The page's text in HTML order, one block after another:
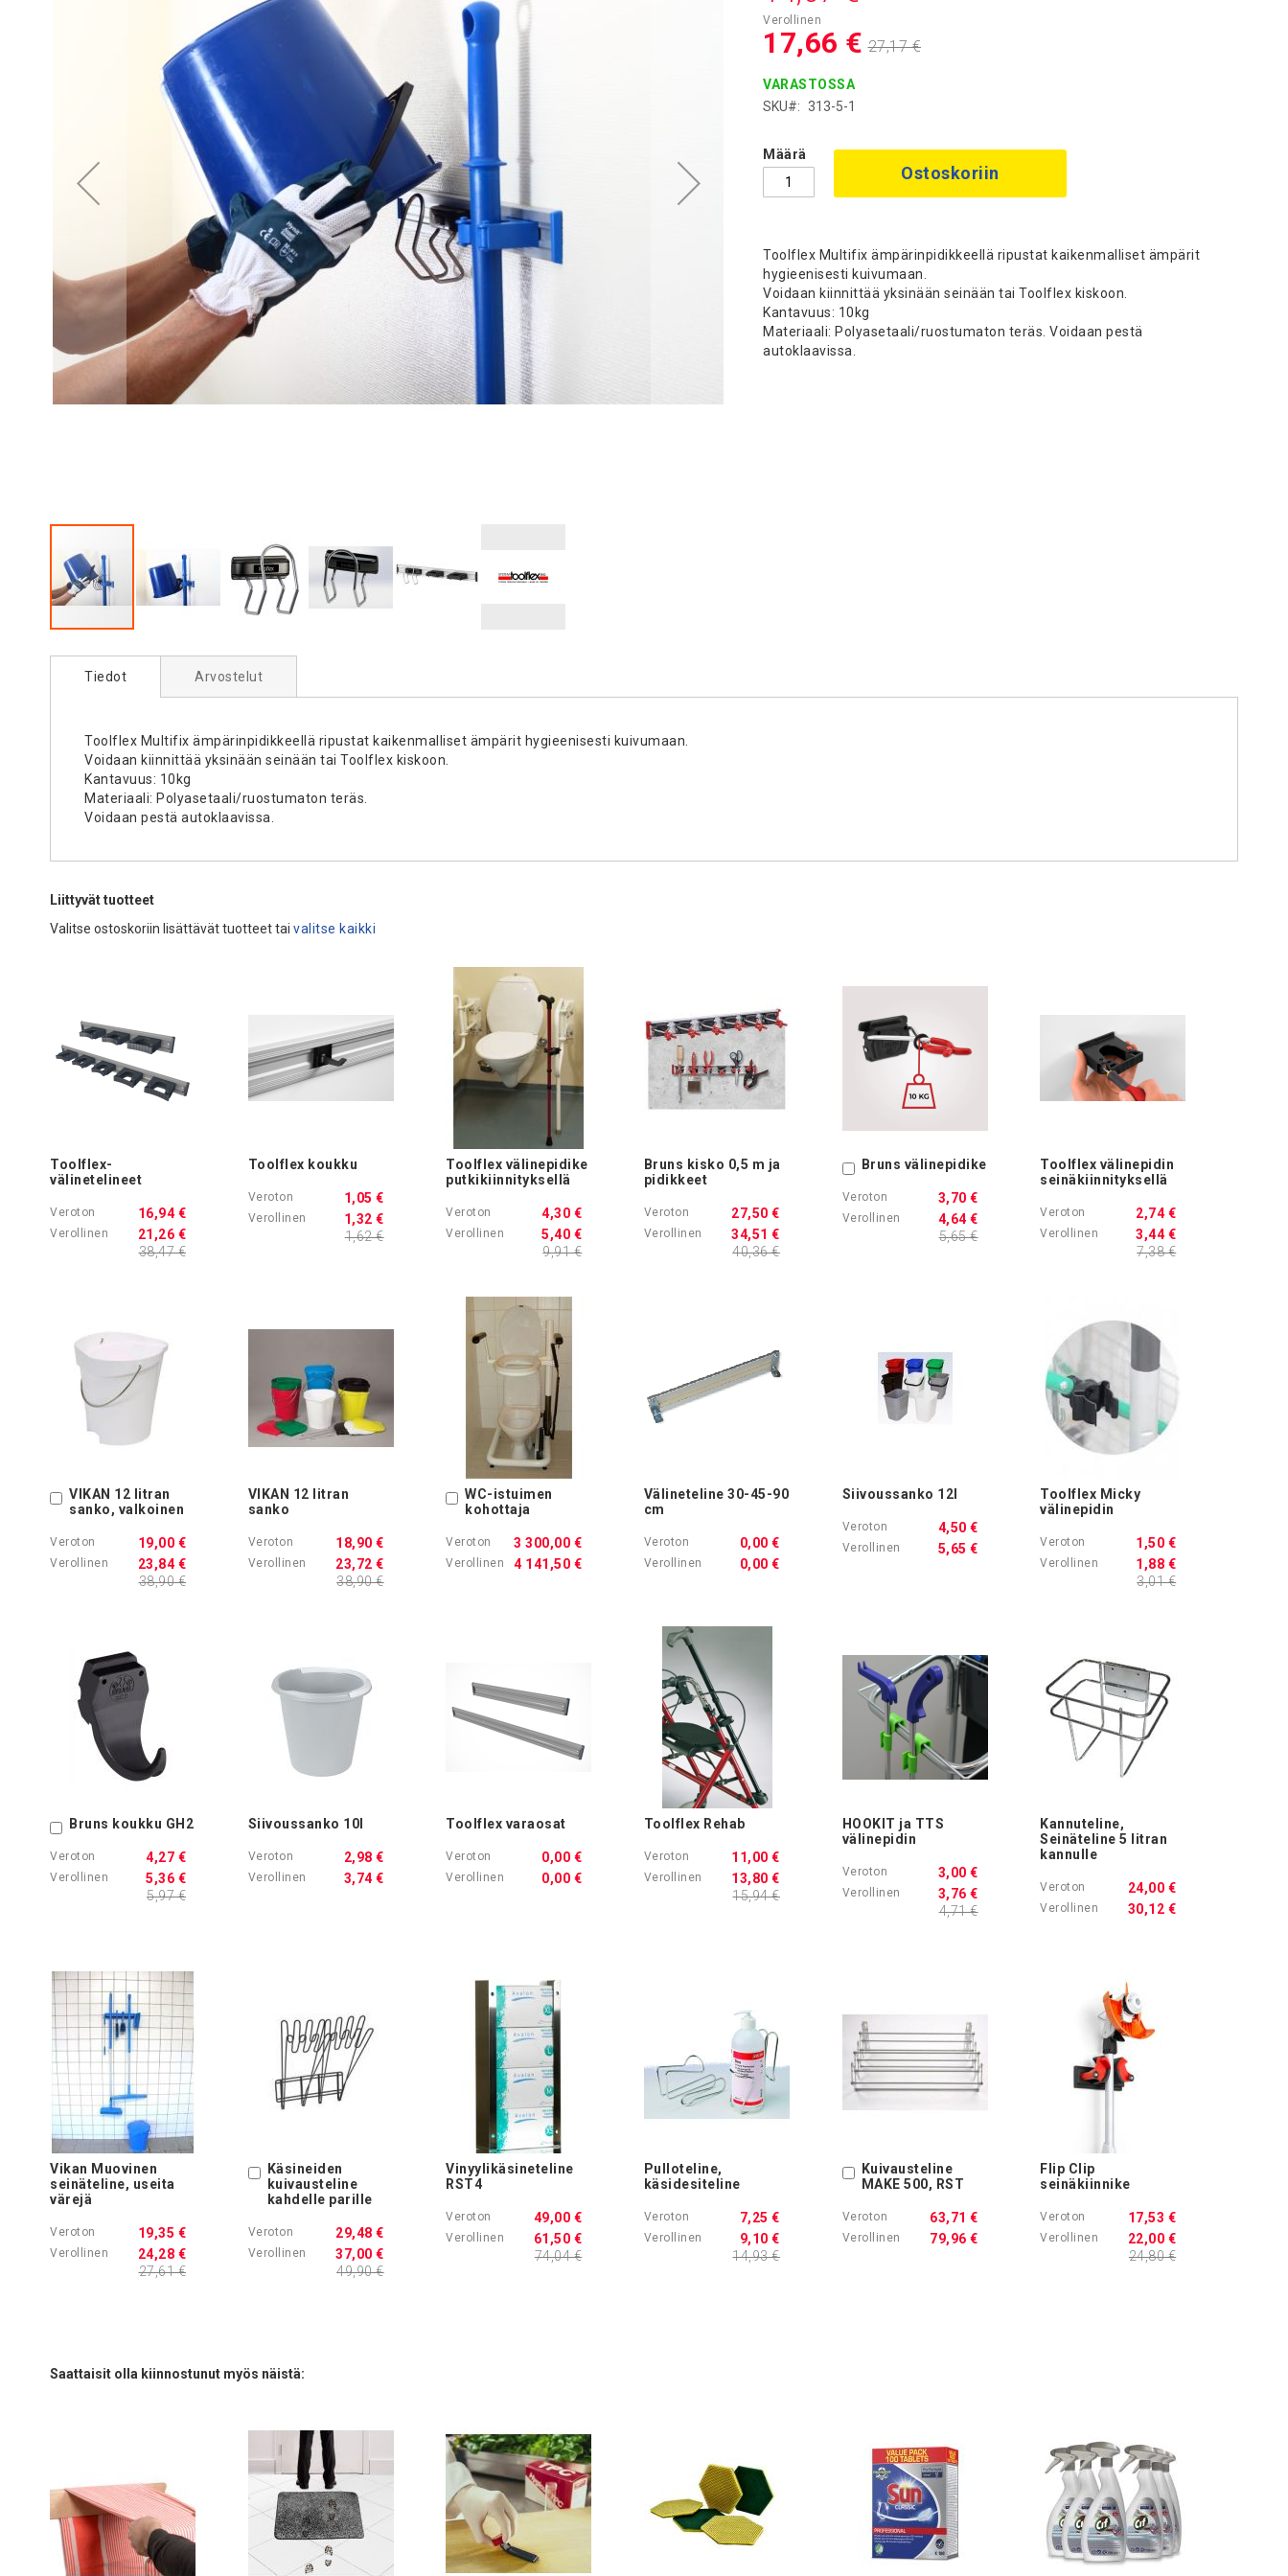
17,66 € 27,17 €
VARASTOSSA
SKU
313-5-1
Määrä
Ostoskoriin
Toolflex Multifix ämpärinpidikkeellä ripustat kaikenmalliset ämpärit
hygieenisesti kuivumaan.
Voidaan kiinnittää yksinään seinään tai Toolflex kiskoon.
Kantavuus: 10kg
Materiaali: Polyasetaali/ruostumaton teräs. Voidaan pestä
autoklaavissa.
to
images
gallery
Tiedot
Toolflex Multifix ämpärinpidikkeellä ripustat kaikenmalliset ämpärit hygieenisesti kuivumaan.
Voidaan kiinnittää yksinään seinään tai Toolflex kiskoon.
Kantavuus: 10kg
Materiaali: Polyasetaali/ruostumaton teräs.
Voidaan pestä autoklaavissa.
Arvostelut
Liittyvät tuotteet
Valitse ostoskoriin lisättävät tuotteet tai valitse kaikki
Toolflex-
välinetelineet
21,26 €
16,94 €
38,47 €
Toolflex koukku
1,32 €
1,05 €
1,62 €
Toolflex välinepidike
putkikiinnityksellä
5,40 €
4,30 €
9,91 €
Bruns kisko 0,5 m ja
pidikkeet
34,51 €
27,50 €
40,36 €
Bruns välinepidike
4,64 €
3,70 €
5,65 €
Ostoskoriin
Toolflex välinepidin
seinäkiinnityksellä
3,44 €
2,74 €
7,38 €
VIKAN 12 litran
sanko, valkoinen
23,84 €
19,00 €
38,90 €
Ostoskoriin
VIKAN 12 litran
sanko
23,72 €
18,90 €
38,90 €
WC-istuimen
kohottaja
4 141,50 €
3 300,00 €
Ostoskoriin
Välineteline 30-45-90
cm
0,00 €
0,00 €
Siivoussanko 12l
5,65 €
4,50 €
Toolflex Micky
välinepidin
1,88 €
1,50 €
3,01 €
Bruns koukku GH2
5,36 €
4,27 €
5,97 €
Ostoskoriin Siivoussanko 10l
3,74 €
2,98 €
Toolflex varaosat
0,00 €
0,00 €
Toolflex Rehab
13,80 €
11,00 €
15,94 €
HOOKIT ja TTS
välinepidin
3,76 €
3,00 €
4,71 €
Kannuteline,
Seinäteline 5 litran
kannulle
30,12 €
24,00 €
Vikan Muovinen
seinäteline, useita
värejä
24,28 €
19,35 €
27,61 €
Käsineiden
kuivausteline
kahdelle parille
37,00 €
29,48 €
49,90 €
Ostoskoriin
Vinyylikäsineteline
RST4
61,50 €
49,00 €
74,04 €
Pulloteline,
käsidesiteline
9,10 €
7,25 €
14,93 €
Kuivausteline
MAKE 500, RST
79,96 €
63,71 €
Ostoskoriin
Flip Clip
seinäkiinnike
22,00 €
17,53 €
24,80 €
Saattaisit olla kiinnostunut myös näistä: